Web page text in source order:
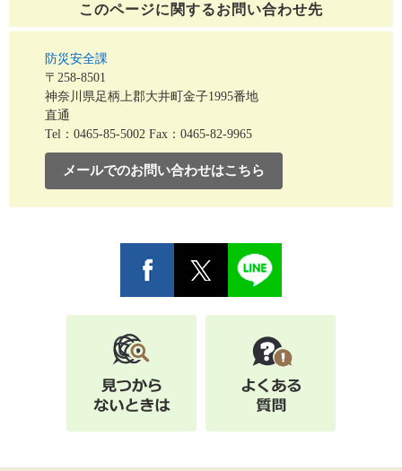
このページに関するお問い合わせ先
防災安全課
〒258-8501
神奈川県足柄上郡大井町金子1995番地
直通
Tel：0465-85-5002 Fax：0465-82-9965
メールでのお問い合わせはこちら